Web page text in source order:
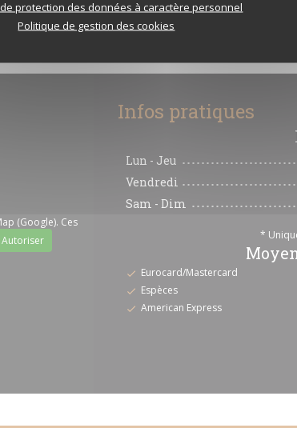
protection des données à caractère personnel
Politique de gestion des cookies
(Google). Ces
Autoriser
Infos pratiques
Lun - Jeu
Vendredi
Sam - Dim
*
Eurocard/Mastercard
Espèces
American Express